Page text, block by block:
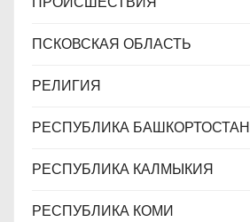
ПСКОВСКАЯ ОБЛАСТЬ
РЕЛИГИЯ
РЕСПУБЛИКА БАШКОРТОСТАН
РЕСПУБЛИКА КАЛМЫКИЯ
РЕСПУБЛИКА КОМИ